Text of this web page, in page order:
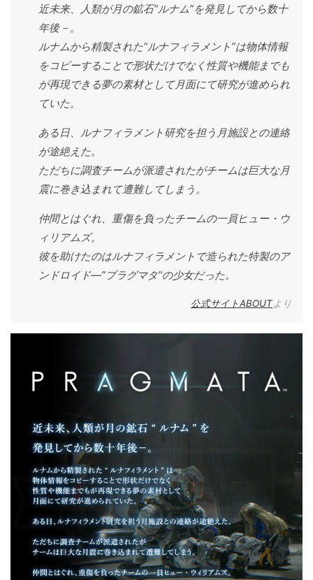
近未来、人類が月の鉱石“ルナム”を発見してから数十
年後－。
ルナムから精製された“ルナフィラメント”は物体情報
をコピーすることで形状だけでなく性質や機能までも
が再現できる夢の素材として月面にて研究が進められ
ていた。
ある日、ルナフィラメント研究を担う月施設との連絡
が途絶えた。
ただちに調査チームが派遣されたがチームは巨大な月
震に巻き込まれて遭難してしまう。
仲間とはぐれ、重傷を負ったチームの一員ヒュー・ウ
ィリアムズ。
彼を助けたのはルナフィラメントで造られた特製のア
ンドロイド―”プラグマタ”の少女だった。
公式サイトABOUTより